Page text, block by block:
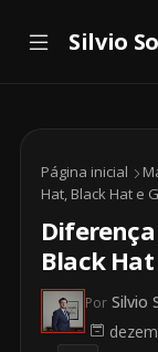
Página inicial
Hat, Black Hat e
Black
Por Silvio